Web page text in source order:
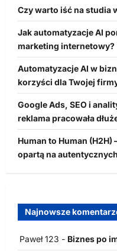
Czy warto iść na studia
Jak automatyzacje AI
marketing internetowy?
Automatyzacje AI w
korzyści dla Twojej
Google Ads, SEO i
reklama pracowała
Human to Human
opartą na
Najnowsze
Paweł 123 - Biznes po